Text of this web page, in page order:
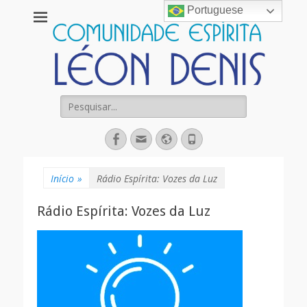
Comunidade
Espírita Léon
Denis
Pesquisar
por:
Facebook
EmailWebsiteFone
Início » Rádio Espírita: Vozes da Luz
Rádio Espírita: Vozes da Luz
Portuguese